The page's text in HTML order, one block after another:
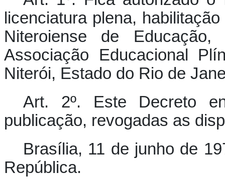
licenciatura plena,
Niteroiense de
Associação Educacional
Niterói, Estado do Rio de
Art. 2º. Este Decreto
publicação, revogadas as
Brasília, 11 de junho de
República.